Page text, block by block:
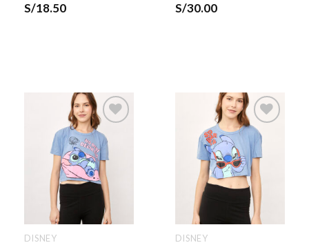
S/18.50
S/30.00
DISNEY DISNEY